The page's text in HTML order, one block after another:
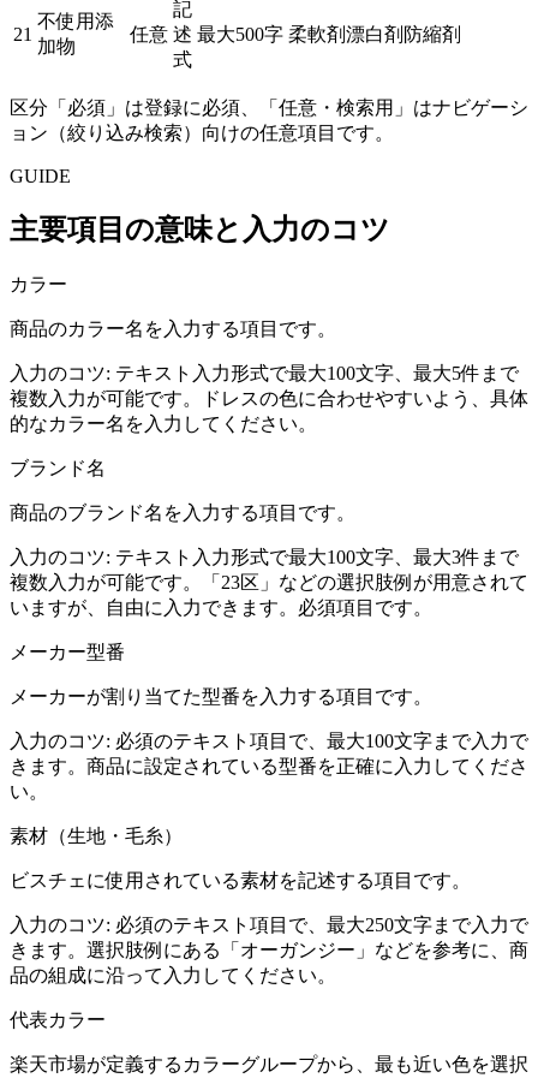
21
不使用添
加物
任意
記
述
式
最大500字 柔軟剤漂白剤 防縮剤
区分「必須」は登録に必須、「任意・検索用」はナビゲーシ
ョン（絞り込み検索）向けの任意項目です。
GUIDE
主要項目の意味と入力のコツ
カラー
商品のカラー名を入力する項目です。
入力のコツ: テキスト入力形式で最大100文字、最大5件まで
複数入力が可能です。ドレスの色に合わせやすいよう、具体
的なカラー名を入力してください。
ブランド名
商品のブランド名を入力する項目です。
入力のコツ: テキスト入力形式で最大100文字、最大3件まで
複数入力が可能です。「23区」などの選択肢例が用意されて
いますが、自由に入力できます。必須項目です。
メーカー型番
メーカーが割り当てた型番を入力する項目です。
入力のコツ: 必須のテキスト項目で、最大100文字まで入力で
きます。商品に設定されている型番を正確に入力してくださ
い。
素材（生地・毛糸）
ビスチェに使用されている素材を記述する項目です。
入力のコツ: 必須のテキスト項目で、最大250文字まで入力で
きます。選択肢例にある「オーガンジー」などを参考に、商
品の組成に沿って入力してください。
代表カラー
楽天市場が定義するカラーグループから、最も近い色を選択